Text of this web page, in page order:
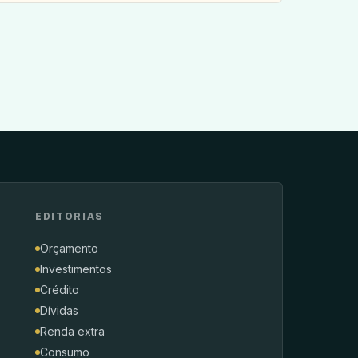
EDITORIAS
Orçamento
Investimentos
Crédito
Dívidas
Renda extra
Consumo